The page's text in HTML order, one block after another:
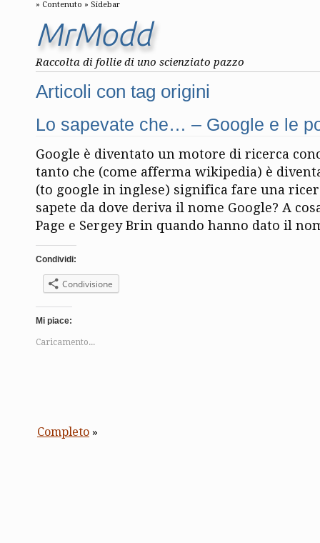
Contenuto Sidebar
MrModd
Raccolta di follie di uno scienziato pazzo
Articoli con tag origini
Lo sapevate che… – Google e le
Google è diventato un motore di ricerca
tanto che (come afferma wikipedia) è
(to google in inglese) significa fare una
sapete da dove deriva il nome Google? A
Page e Sergey Brin quando hanno dato il
Condividi:
Condivisione
Mi piace:
Caricamento...
Completo »